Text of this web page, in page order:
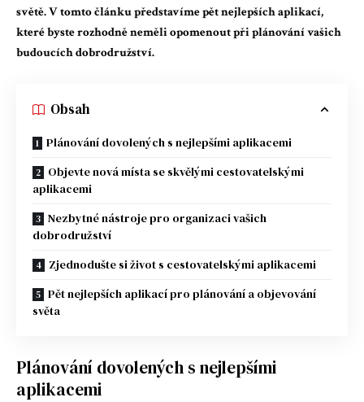
světě. V tomto článku představíme pět nejlepších aplikací,
které byste rozhodně neměli opomenout při plánování vašich
budoucích dobrodružství.
Obsah
Plánování dovolených s nejlepšími aplikacemi
Objevte nová místa se skvělými cestovatelskými
aplikacemi
Nezbytné nástroje pro organizaci vašich
dobrodružství
Zjednodušte si život s cestovatelskými aplikacemi
Pět nejlepších aplikací pro plánování a objevování
světa
Plánování dovolených s nejlepšími
aplikacemi